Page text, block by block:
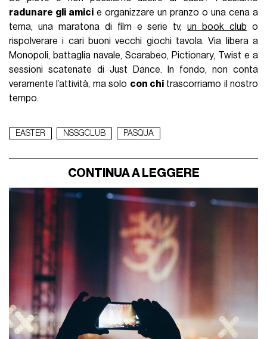
radunare gli amici e organizzare un pranzo o una cena a
tema, una maratona di film e serie tv,un book club o
rispolverare i cari buoni vecchi giochi tavola. Via libera a
Monopoli, battaglia navale, Scarabeo, Pictionary, Twist e a
sessioni scatenate di Just Dance. In fondo, non conta
veramente l’attività, ma solo con chitrascorriamo il nostro
tempo.
EASTER NSSGCLUB PASQUA
CONTINUA A LEGGERE